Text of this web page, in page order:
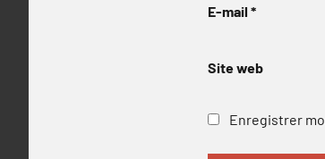
E-mail *
Site web
Enregistrer